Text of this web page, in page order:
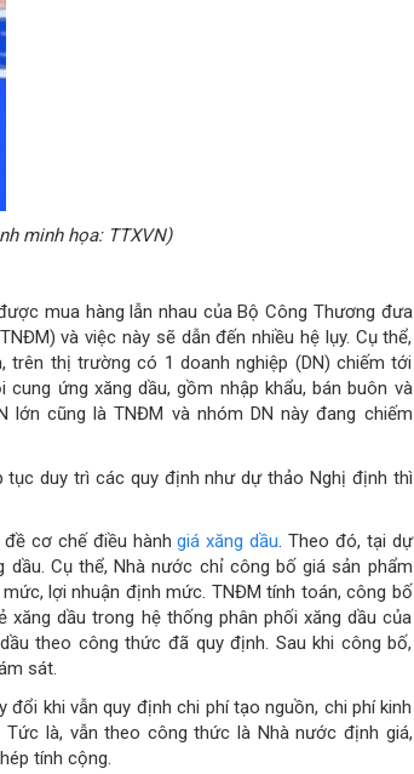
minh họa: TTXVN)
mua hàng lẫn nhau của Bộ Công Thương đưa
và việc này sẽ dẫn đến nhiều hệ lụy. Cụ thể,
thị trường có 1 doanh nghiệp (DN) chiếm tới
ứng xăng dầu, gồm nhập khẩu, bán buôn và
cũng là TNĐM và nhóm DN này đang chiếm
tục duy trì các quy định như dự thảo Nghị định thì
đề cơ chế điều hànhgiá xăng dầu. Theo đó, tại dự
Cụ thể, Nhà nước chỉ công bố giá sản phẩm
lợi nhuận định mức. TNĐM tính toán, công bố
dầu trong hệ thống phân phối xăng dầu của
theo công thức đã quy định. Sau khi công bố,
sát.
khi vẫn quy định chi phí tạo nguồn, chi phí kinh
là, vẫn theo công thức là Nhà nước định giá,
tính cộng.